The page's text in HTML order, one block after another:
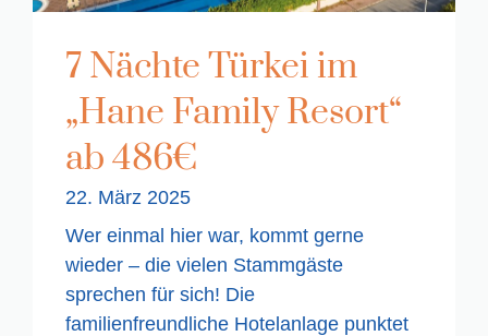
7 Nächte Türkei im
„Hane Family Resort“
ab 486€
22. März 2025
Wer einmal hier war, kommt gerne
wieder – die vielen Stammgäste
sprechen für sich! Die
familienfreundliche Hotelanlage punktet